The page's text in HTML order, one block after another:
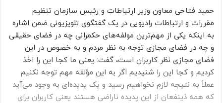
حمید فتاحی معاون وزیر ارتباطات و رئیس سازمان تنظیم
مقررات و ارتباطات رادیویی در یک گفتگوی تلویزیونی ضمن اشاره
به اینکه یکی از مهم‌ترین مولفه‌های حکمرانی چه در فضای حقیقی
و چه در فضای مجازی توجه به نظر مردم و به خصوص در این
فضای مجازی نظر کاربران است، گفت: یعنی ما کجا این را اخذ
کردیم و کجا این را شنیدیم اگر به این مؤلفه مهم توجه نکنیم
عملاً به نتیجه لازم نخواهیم رسید و یک پدیده‌ای به وجود می‌آید
که همه ذینفعان از این پدیده ناراضی هستند یعنی کاربران برای